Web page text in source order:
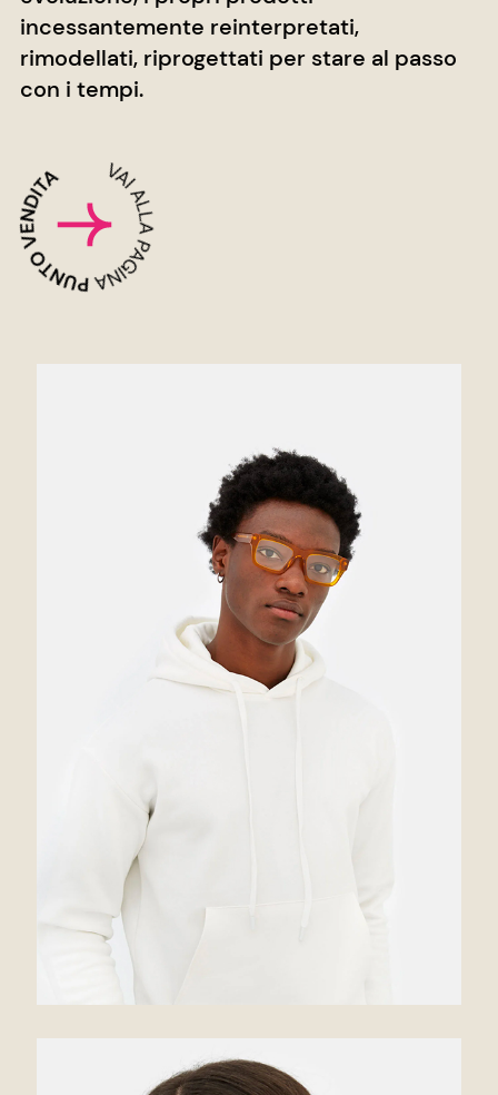
incessantemente reinterpretati,
rimodellati, riprogettati per stare al passo
con i tempi.